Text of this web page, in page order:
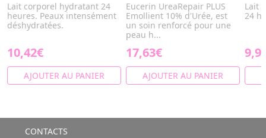
Lait corporel hydratant 24
heures. Peaux intensément
déshydratées.
10,42€
AJOUTER AU PANIER
Eucerin UreaRepair PLUS
Emollient 10% d'Urée, est
un soin renforcé pour une
peau h...
17,63€
AJOUTER AU PANIER
Lait
24
CONTACTS